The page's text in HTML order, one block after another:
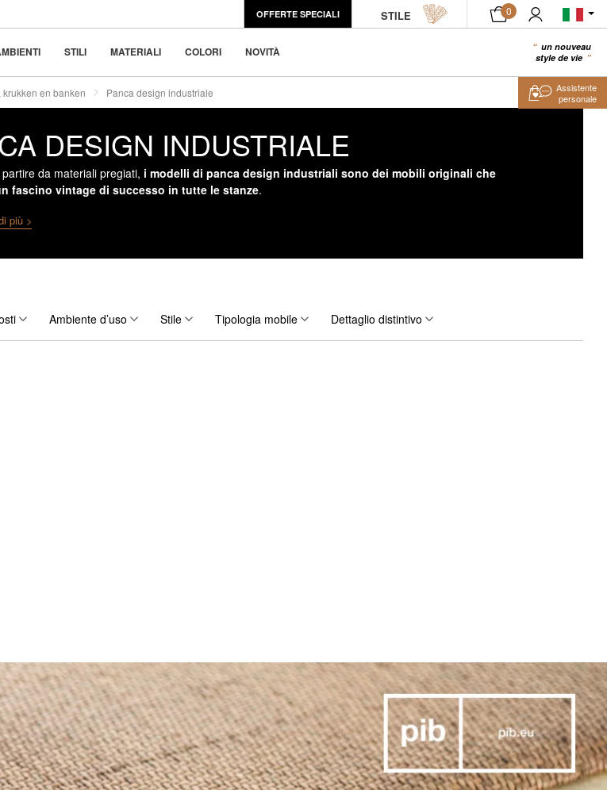
OFFERTE SPECIALI STILE 0
STILI MATERIALI COLORI NOVITÀ
un nouveau
style de vie
en banken Panca design industriale
DESIGN INDUSTRIALE
da materiali pregiati, i modelli di panca design industriali sono dei mobili originali che
fascino vintage di successo in tutte le stanze.
più >
Ambiente d’uso Stile Tipologia mobile Dettaglio distintivo
Assistente
personale